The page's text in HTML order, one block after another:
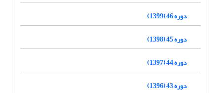
دوره 46 (1399)
دوره 45 (1398)
دوره 44 (1397)
دوره 43 (1396)